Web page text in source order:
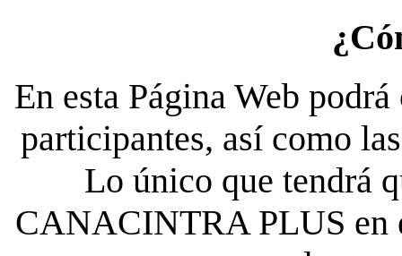
En esta Página Web
participantes, así como
Lo único que tendrá
CANACINTRA PLUS en